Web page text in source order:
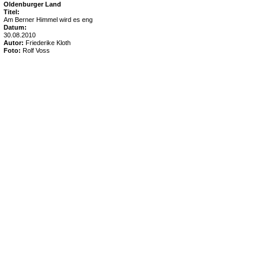
Oldenburger Land
Titel:
Am Berner Himmel wird es eng
Datum:
30.08.2010
Autor: Friederike Kloth
Foto: Rolf Voss